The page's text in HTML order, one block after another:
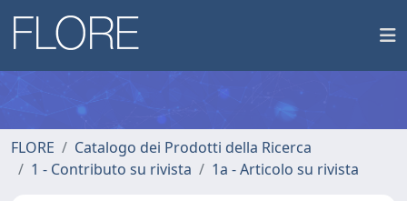
FLORE
Catalogo dei Prodotti della Ricerca
1 - Contributo su rivista
1a - Articolo su rivista